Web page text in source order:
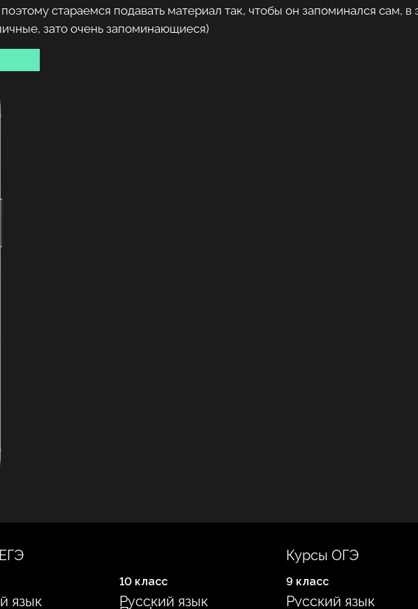
стараемся подавать материал так, чтобы он запоминался сам,
зато очень запоминающиеся)
язык
10 класс
Русский язык
Курсы ОГЭ
9 класс
Русский язык